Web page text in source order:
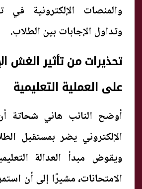
والمنصات الإلكترونية في
وتداول الإجابات بين الطلاب.
تحذيرات من تأثير الغش
على العملية التعليمية
أوضح النائب هاني شحاتة
الإلكتروني يضر بمستقبل
ويقوض مبدأ العدالة
الامتحانات، مشيرًا إلى أن